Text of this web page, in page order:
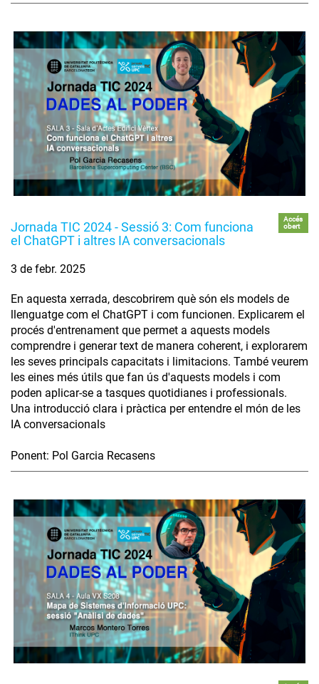
Jornada TIC 2024 - Sessió 3: Com funciona
el ChatGPT i altres IA conversacionals
Accés
obert
3 de febr. 2025
En aquesta xerrada, descobrirem què són els models de
llenguatge com el ChatGPT i com funcionen. Explicarem el
procés d'entrenament que permet a aquests models
comprendre i generar text de manera coherent, i explorarem
les seves principals capacitats i limitacions. També veurem
les eines més útils que fan ús d'aquests models i com
poden aplicar-se a tasques quotidianes i professionals.
Una introducció clara i pràctica per entendre el món de les
IA conversacionals
Ponent: Pol Garcia Recasens